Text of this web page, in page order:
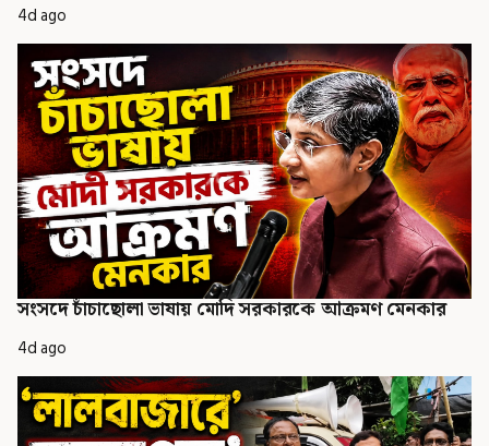
4d ago
সংসদে চাঁচাছোলা ভাষায় মোদি সরকারকে আক্রমণ মেনকার
4d ago